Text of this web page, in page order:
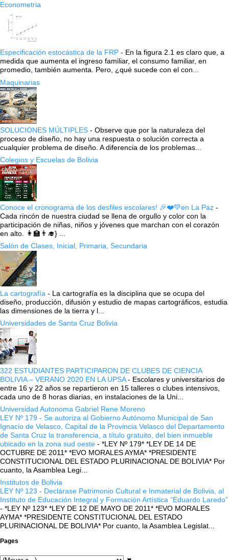
Econometria
Especificación estocástica de la FRP - En la figura 2.1 es claro que, a
medida que aumenta el ingreso familiar, el consumo familiar, en
promedio, también aumenta. Pero, ¿qué sucede con el con...
Maquinarias
SOLUCIONES MÚLTIPLES - Observe que por la naturaleza del
proceso de diseño, no hay una respuesta o solución correcta a
cualquier problema de diseño. A diferencia de los problemas...
Colegios y Escuelas de Bolivia
Conoce el cronograma de los desfiles escolares! 🎉❤️💚en La Paz -
Cada rincón de nuestra ciudad se llena de orgullo y color con la
participación de niñas, niños y jóvenes que marchan con el corazón
en alto. 👩‍🏫👨‍🎓} ...
Salón de Clases, Inicial, Primaria, Secundaria
La cartografía - La cartografía es la disciplina que se ocupa del
diseño, producción, difusión y estudio de mapas cartográficos, estudia
las dimensiones de la tierra y l...
Universidades de Santa Cruz Bolivia
322 ESTUDIANTES PARTICIPARON DE CLUBES DE CIENCIA
BOLIVIA – VERANO 2020 EN LA UPSA- Escolares y universitarios de
entre 16 y 22 años se repartieron en 15 talleres o clubes intensivos,
cada uno de 8 horas diarias, en instalaciones de la Uni...
Universidad Autonoma Gabriel Rene Moreno
LEY Nº 179 - Se autoriza al Gobierno Autónomo Municipal de San
Ignacio de Velasco, Capital de la Provincia Velasco del Departamento
de Santa Cruz la transferencia, a título gratuito, del bien inmueble
ubicado en la zona sud oeste - *LEY Nº 179* *LEY DE 14 DE
OCTUBRE DE 2011* *EVO MORALES AYMA* *PRESIDENTE
CONSTITUCIONAL DEL ESTADO PLURINACIONAL DE BOLIVIA* Por
cuanto, la Asamblea Legi...
Institutos de Bolivia
LEY Nº 123 - Declárase Patrimonio Cultural e Inmaterial de Bolivia, al
Instituto de Educación Integral y Formación Artística “Eduardo Laredo”
- *LEY Nº 123* *LEY DE 12 DE MAYO DE 2011* *EVO MORALES
AYMA* *PRESIDENTE CONSTITUCIONAL DEL ESTADO
PLURINACIONAL DE BOLIVIA* Por cuanto, la Asamblea Legislat...
Pages